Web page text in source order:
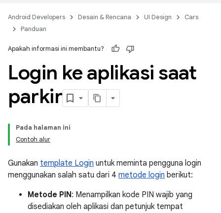
Android Developers Desain & Rencana UI Design
Cars
Panduan
Apakah informasi ini membantu?
Login ke aplikasi saat
parkir
Pada halaman ini
Contoh alur
Gunakan template Login untuk meminta pengguna login
menggunakan salah satu dari 4 metode login berikut:
Metode PIN: Menampilkan kode PIN wajib yang
disediakan oleh aplikasi dan petunjuk tempat